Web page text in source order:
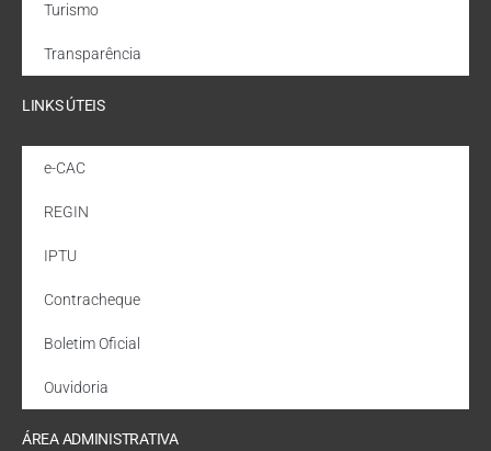
Turismo
Transparência
LINKS ÚTEIS
e-CAC
REGIN
IPTU
Contracheque
Boletim Oficial
Ouvidoria
ÁREA ADMINISTRATIVA